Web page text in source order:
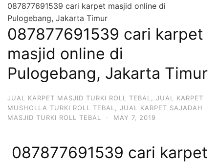
087877691539 cari karpet masjid online di
Pulogebang, Jakarta Timur
087877691539 cari karpet
masjid online di
Pulogebang, Jakarta Timur
JUAL KARPET MASJID TURKI ROLL TEBAL
JUAL KARPET
MUSHOLLA TURKI ROLL TEBAL
JUAL KARPET SAJADAH
MASJID TURKI ROLL TEBAL
· MAY 7, 2019
087877691539 cari karpet